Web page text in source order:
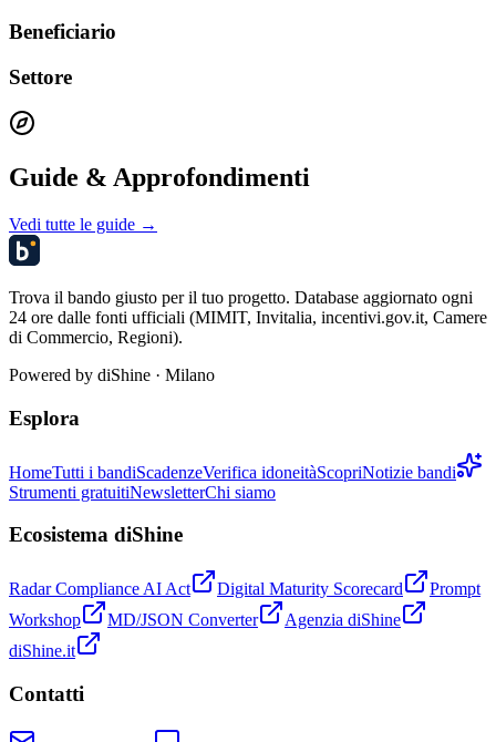
Beneficiario
Settore
Guide & Approfondimenti
Vedi tutte le guide →
Trova il bando giusto per il tuo progetto. Database aggiornato ogni
24 ore dalle fonti ufficiali (MIMIT, Invitalia, incentivi.gov.it, Camere
di Commercio, Regioni).
Powered by diShine · Milano
Esplora
HomeTutti i bandiScadenzeVerifica idoneitàScopriNotizie bandi
Strumenti gratuitiNewsletterChi siamo
Ecosistema diShine
Radar Compliance AI Act Digital Maturity Scorecard
Prompt
Workshop
MD/JSON Converter
Agenzia diShine
diShine.it
Contatti